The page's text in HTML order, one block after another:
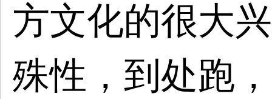
方文化的很大
殊性，到处跑